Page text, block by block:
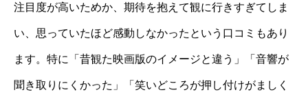
注目度が高いためか、期待を抱えて観に行きすぎてしま
い、思っていたほど感動しなかったという口コミもあり
ます。特に「昔観た映画版のイメージと違う」「音響が
聞き取りにくかった」「笑いどころが押し付けがましく